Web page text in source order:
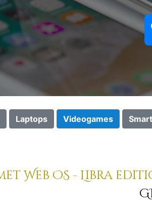
Laptops Videogames
Web OS - Libra